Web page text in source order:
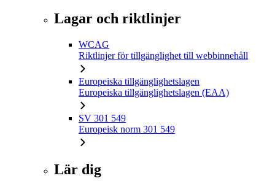
Lagar och riktlinjer
WCAG
Riktlinjer för tillgänglighet till webbinnehåll
Europeiska tillgänglighetslagen
Europeiska tillgänglighetslagen (EAA)
SV 301 549
Europeisk norm 301 549
Lär dig